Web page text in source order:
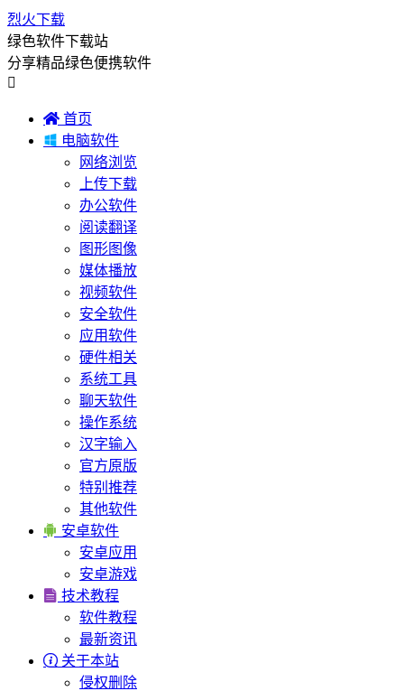
烈火下载
绿色软件下载站
分享精品绿色便携软件

 首页
 电脑软件
网络浏览
上传下载
办公软件
阅读翻译
图形图像
媒体播放
视频软件
安全软件
应用软件
硬件相关
系统工具
聊天软件
操作系统
汉字输入
官方原版
特别推荐
其他软件
 安卓软件
安卓应用
安卓游戏
 技术教程
软件教程
最新资讯
 关于本站
侵权删除